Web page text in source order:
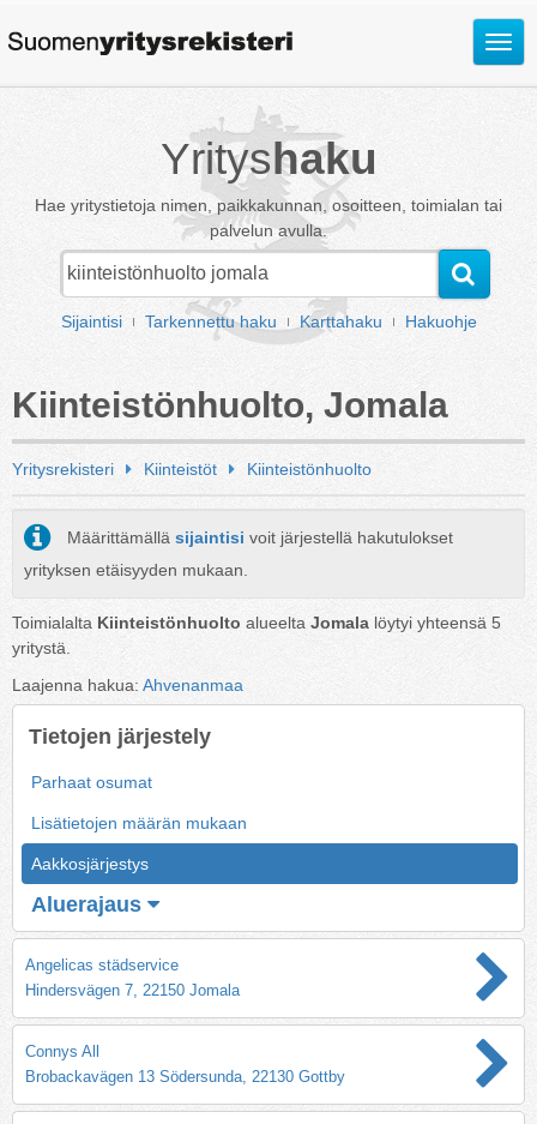
Avaa
Yrityshaku
Hae yritystietoja nimen, paikkakunnan, osoitteen, toimialan tai
palvelun avulla.
Sijaintisi Tarkennettu haku Karttahaku Hakuohje
Kiinteistönhuolto, Jomala
Yritysrekisteri Kiinteistöt Kiinteistönhuolto
Määrittämällä sijaintisi voit järjestellä hakutulokset
yrityksen etäisyyden mukaan.
Toimialalta Kiinteistönhuolto alueelta Jomala löytyi yhteensä 5
yritystä.
Laajenna hakua: Ahvenanmaa
Tietojen järjestely
Parhaat osumat
Lisätietojen määrän mukaan
Aakkosjärjestys
Aluerajaus
Angelicas städservice
Hindersvägen 7, 22150 Jomala
Connys All
Brobackavägen 13 Södersunda, 22130 Gottby